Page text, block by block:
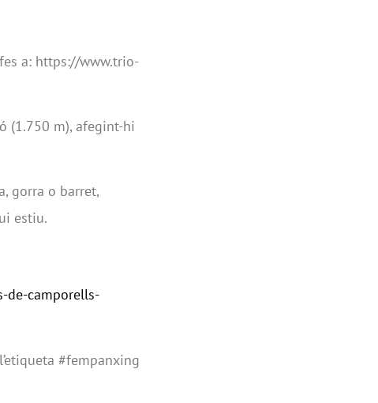
a: https://www.trio-
(1.750 m), afegint-hi
gorra o barret,
estiu.
de-camporells-
#fempanxing